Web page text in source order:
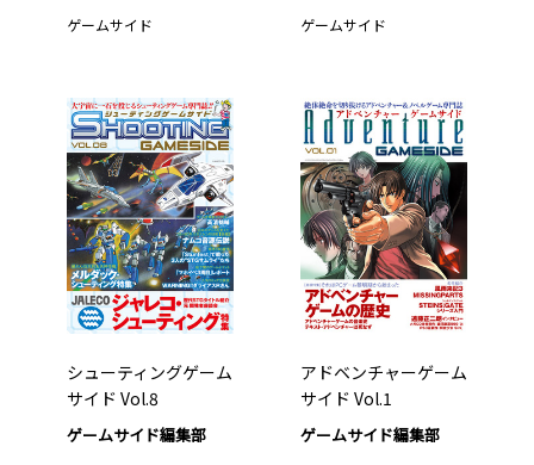
ゲームサイド ゲームサイド
シューティングゲーム
サイド Vol.8
ゲームサイド編集部
アドベンチャーゲーム
サイド Vol.1
ゲームサイド編集部